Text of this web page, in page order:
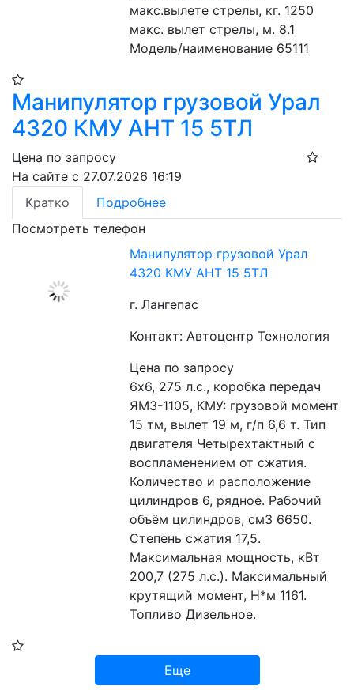
макс.вылете стрелы, кг. 1250
макс. вылет стрелы, м. 8.1
Модель/наименование 65111
Манипулятор грузовой Урал
4320 КМУ АНТ 15 5ТЛ
Цена по запросу
На сайте с 27.07.2026 16:19
Кратко
Подробнее
Посмотреть телефон
Манипулятор грузовой Урал
4320 КМУ АНТ 15 5ТЛ
г. Лангепас
Контакт: Автоцентр Технология
Цена по запросу
6х6, 275 л.с., коробка передач
ЯМЗ-1105, КМУ: грузовой момент
15 тм, вылет 19 м, г/п 6,6 т. Тип
двигателя Четырехтактный с
воспламенением от сжатия.
Количество и расположение
цилиндров 6, рядное. Рабочий
объём цилиндров, см3 6650.
Степень сжатия 17,5.
Максимальная мощность, кВт
200,7 (275 л.с.). Максимальный
крутящий момент, Н*м 1161.
Топливо Дизельное.
Еще